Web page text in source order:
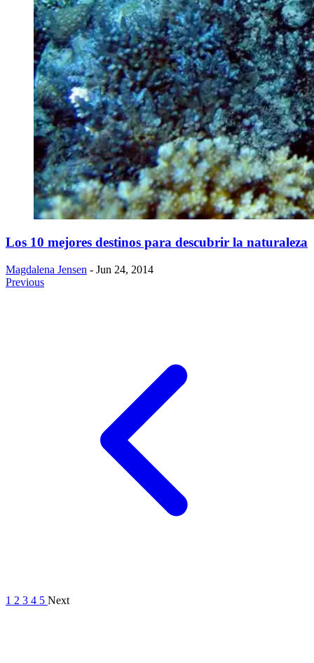
​Los 10 mejores destinos para descubrir la naturaleza
Magdalena Jensen - Jun 24, 2014
Previous
1 2 3 4 5 Next